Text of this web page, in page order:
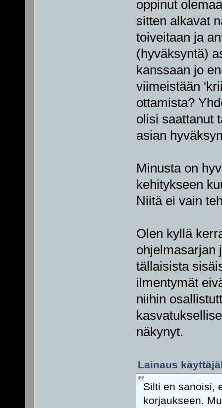
oppinut
sitten alkavat
toiveitaan ja
(hyväksyntä)
kanssaan jo
viimeistään
ottamista?
olisi saattanut
asian
Minusta on
kehitykseen
Niitä ei vain
Olen kyllä
ohjelmasarjan
tällaisista
ilmentymät
niihin
näkynyt.
Lainaus
Silti en sanoisi,
korjaukseen.